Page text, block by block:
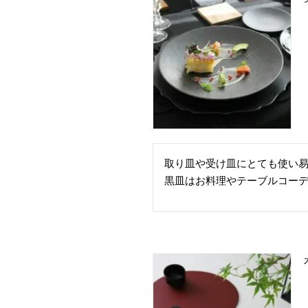
取り皿や受け皿にとても使い
黒皿はお料理やテーブルコー